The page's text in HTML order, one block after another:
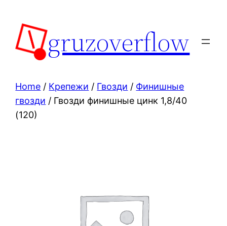
content
gruzoverflow
Home / Крепежи / Гвозди / Финишные
гвозди / Гвозди финишные цинк 1,8/40
(120)